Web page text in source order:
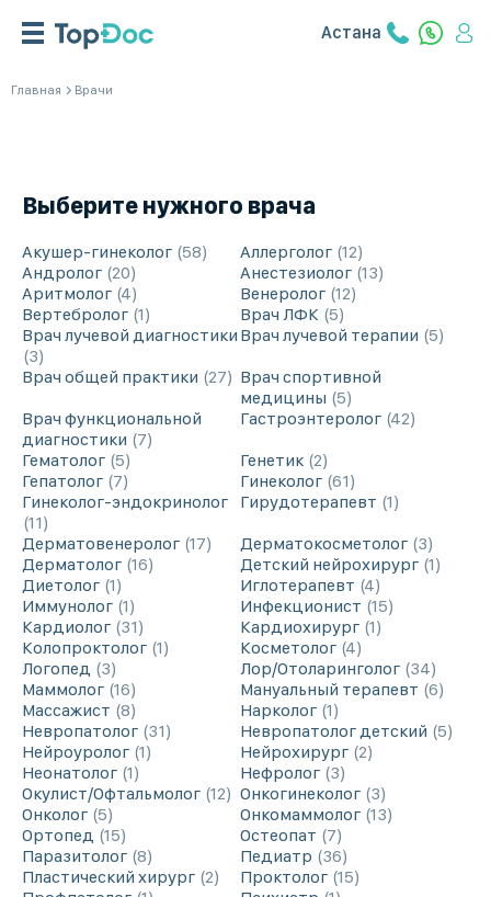
Астана
Главная Врачи
Выберите нужного врача
Акушер-гинеколог 58 Аллерголог 12
Андролог 20 Анестезиолог 13
Аритмолог 4 Венеролог 12
Вертебролог 1 Врач ЛФК 5
Врач лучевой диагностики
3
Врач лучевой терапии 5
Врач общей практики 27
Врач спортивной
медицины 5
Врач функциональной
диагностики 7
Гастроэнтеролог 42
Гематолог 5 Генетик 2
Гепатолог 7 Гинеколог 61
Гинеколог-эндокринолог
11
Гирудотерапевт 1
Дерматовенеролог 17 Дерматокосметолог 3
Дерматолог 16 Детский нейрохирург 1
Диетолог 1 Иглотерапевт 4
Иммунолог 1 Инфекционист 15
Кардиолог 31 Кардиохирург 1
Колопроктолог 1 Косметолог 4
Логопед 3 Лор/Отоларинголог 34
Маммолог 16 Мануальный терапевт 6
Массажист 8 Нарколог 1
Невропатолог 31 Невропатолог детский 5
Нейроуролог 1 Нейрохирург 2
Неонатолог 1 Нефролог 3
Окулист/Офтальмолог 12 Онкогинеколог 3
Онколог 5 Онкомаммолог 13
Ортопед 15 Остеопат 7
Паразитолог 8 Педиатр 36
Пластический хирург 2 Проктолог 15